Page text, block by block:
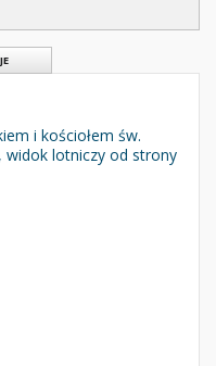
i kościołem św.
widok lotniczy od strony